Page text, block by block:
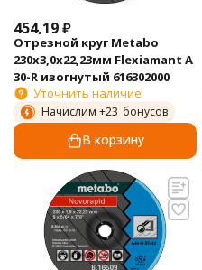
454,19₽
Отрезной круг Metabo
230х3,0х22,23мм Flexiamant А
30-R изогнутый 616302000
Уточнить наличие
Начислим +23 бонусов
В корзину